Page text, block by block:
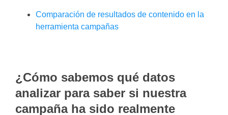
Comparación de resultados de contenido en la
herramienta campañas
¿Cómo sabemos qué datos
analizar para saber si nuestra
campaña ha sido realmente